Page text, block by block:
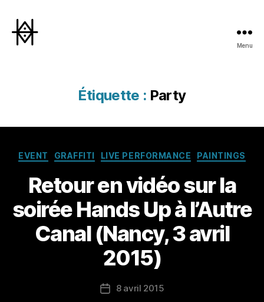
Menu
Étiquette : Party
Catégories
EVENT GRAFFITI LIVE PERFORMANCE PAINTINGS
Retour en vidéo sur la
soirée Hands Up à l’Autre
Canal (Nancy, 3 avril
2015)
Date8 avril 2015